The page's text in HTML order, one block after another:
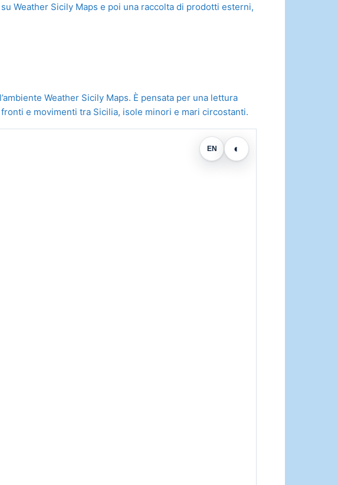
Weather Sicily Maps e poi una raccolta di prodotti esterni,
Weather Sicily Maps. È pensata per una lettura
e movimenti tra Sicilia, isole minori e mari circostanti.